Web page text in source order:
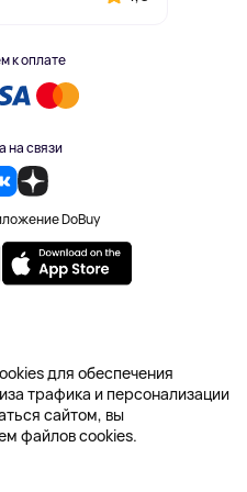
к оплате
на связи
DoBuy
права защищены
данных
соглашение
– NetLab
для обеспечения
трафика и персонализации
сайтом, вы
файлов cookies.